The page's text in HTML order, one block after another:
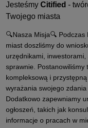
Jesteśmy Citified -
Twojego miasta
🔍Nasza Misja🔍
miast doszliśmy do
urzędnikami,
sprawnie. Postanowiliśmy
kompleksową i
wyrażania swojego
Dodatkowo zapewniamy
ogłoszeń, takich jak
informacje o pracach w